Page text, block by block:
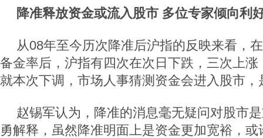
降准释放资金或流入股市 多位专家倾向利
从08年至今历次降准后沪指的反映来看，
备金率后，沪指有四次在次日下跌，三次上
就本次下调，市场人事猜测资金会进入股市，
赵锡军认为，降准的消息毫无疑问对股市
勇解释，虽然降准明面上是资金更加宽裕，